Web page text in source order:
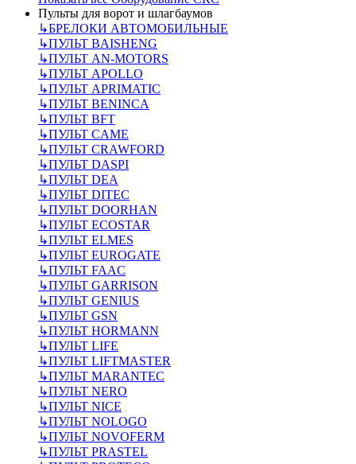
Пульты для ворот и шлагбаумов
↳БРЕЛОКИ АВТОМОБИЛЬНЫЕ
↳ПУЛЬТ BAISHENG
↳ПУЛЬТ AN-MOTORS
↳ПУЛЬТ APOLLO
↳ПУЛЬТ APRIMATIC
↳ПУЛЬТ BENINCA
↳ПУЛЬТ BFT
↳ПУЛЬТ CAME
↳ПУЛЬТ CRAWFORD
↳ПУЛЬТ DASPI
↳ПУЛЬТ DEA
↳ПУЛЬТ DITEC
↳ПУЛЬТ DOORHAN
↳ПУЛЬТ ECOSTAR
↳ПУЛЬТ ELMES
↳ПУЛЬТ EUROGATE
↳ПУЛЬТ FAAC
↳ПУЛЬТ GARRISON
↳ПУЛЬТ GENIUS
↳ПУЛЬТ GSN
↳ПУЛЬТ HORMANN
↳ПУЛЬТ LIFE
↳ПУЛЬТ LIFTMASTER
↳ПУЛЬТ MARANTEC
↳ПУЛЬТ NERO
↳ПУЛЬТ NICE
↳ПУЛЬТ NOLOGO
↳ПУЛЬТ NOVOFERM
↳ПУЛЬТ PRASTEL